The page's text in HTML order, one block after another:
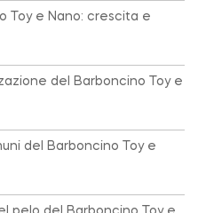
Toy e Nano: crescita e
del Barboncino Toy e
del Barboncino Toy e